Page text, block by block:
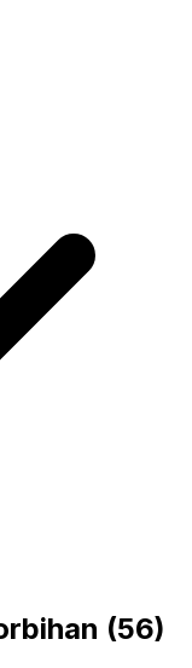
(56)